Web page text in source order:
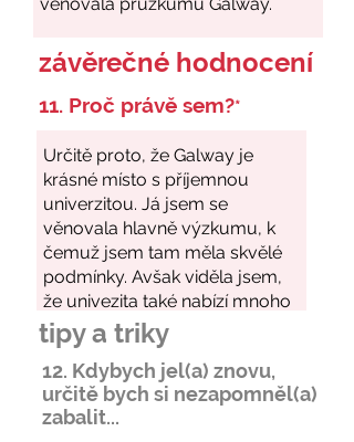
závěrečné hodnocení
11. Proč právě sem?*
tipy a triky
12. Kdybych jel(a) znovu,
určitě bych si nezapomněl(a)
zabalit...